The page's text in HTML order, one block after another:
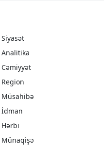
Siyasət
Analitika
Cəmiyyət
Region
Müsahibə
İdman
Hərbi
Münaqişə